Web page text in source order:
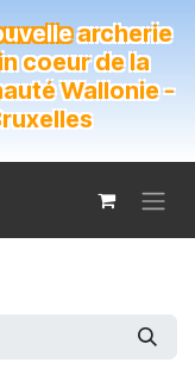
archerie
coeur de la
Wallonie -